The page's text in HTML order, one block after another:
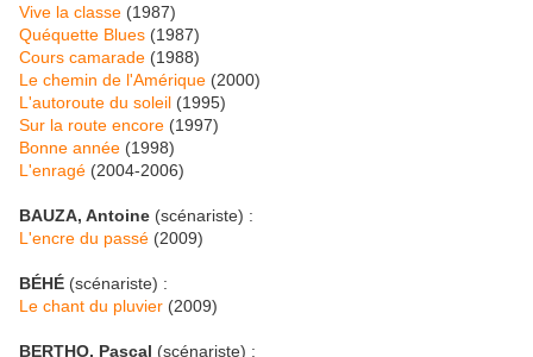
Vive la classe (1987)
Quéquette Blues (1987)
Cours camarade (1988)
Le chemin de l'Amérique (2000)
L'autoroute du soleil (1995)
Sur la route encore (1997)
Bonne année (1998)
L'enragé (2004-2006)
BAUZA, Antoine (scénariste) :
L'encre du passé (2009)
BÉHÉ (scénariste) :
Le chant du pluvier (2009)
BERTHO, Pascal (scénariste) :